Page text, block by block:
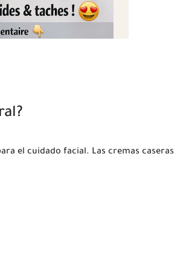
el cuidado facial. Las cremas caseras